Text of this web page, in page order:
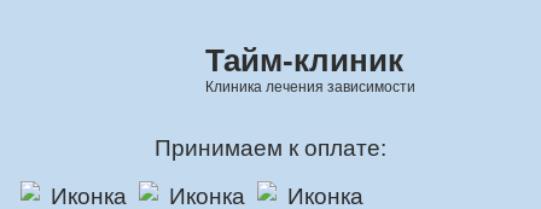
Тайм-клиник
Клиника лечения зависимости
Принимаем к оплате: